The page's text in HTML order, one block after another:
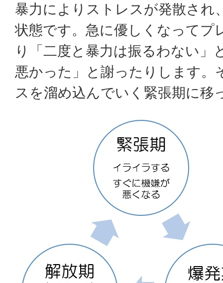
暴力によりストレスが発散され
状態です。急に優しくなってプ
り「二度と暴力は振るわない」
悪かった」と謝ったりします。
スを溜め込んでいく緊張期に移